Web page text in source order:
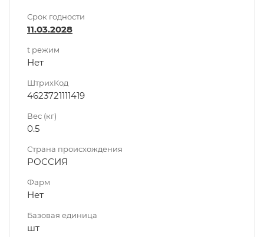
Срок годности
11.03.2028
t режим
Нет
ШтрихКод
4623721111419
Вес (кг)
0.5
Страна происхождения
РОССИЯ
Фарм
Нет
Базовая единица
шт